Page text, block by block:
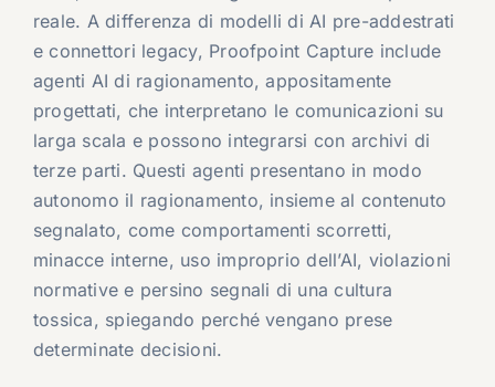
reale. A differenza di modelli di AI pre-addestrati
e connettori legacy, Proofpoint Capture include
agenti AI di ragionamento, appositamente
progettati, che interpretano le comunicazioni su
larga scala e possono integrarsi con archivi di
terze parti. Questi agenti presentano in modo
autonomo il ragionamento, insieme al contenuto
segnalato, come comportamenti scorretti,
minacce interne, uso improprio dell’AI, violazioni
normative e persino segnali di una cultura
tossica, spiegando perché vengano prese
determinate decisioni.